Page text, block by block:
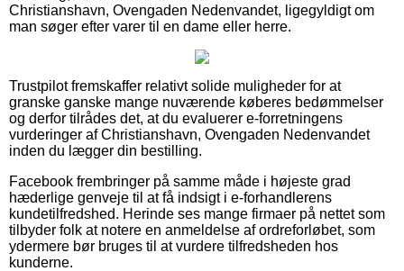
Christianshavn, Ovengaden Nedenvandet, ligegyldigt om
man søger efter varer til en dame eller herre.
Trustpilot fremskaffer relativt solide muligheder for at
granske ganske mange nuværende køberes bedømmelser
og derfor tilrådes det, at du evaluerer e-forretningens
vurderinger af Christianshavn, Ovengaden Nedenvandet
inden du lægger din bestilling.
Facebook frembringer på samme måde i højeste grad
hæderlige genveje til at få indsigt i e-forhandlerens
kundetilfredshed. Herinde ses mange firmaer på nettet som
tilbyder folk at notere en anmeldelse af ordreforløbet, som
ydermere bør bruges til at vurdere tilfredsheden hos
kunderne.